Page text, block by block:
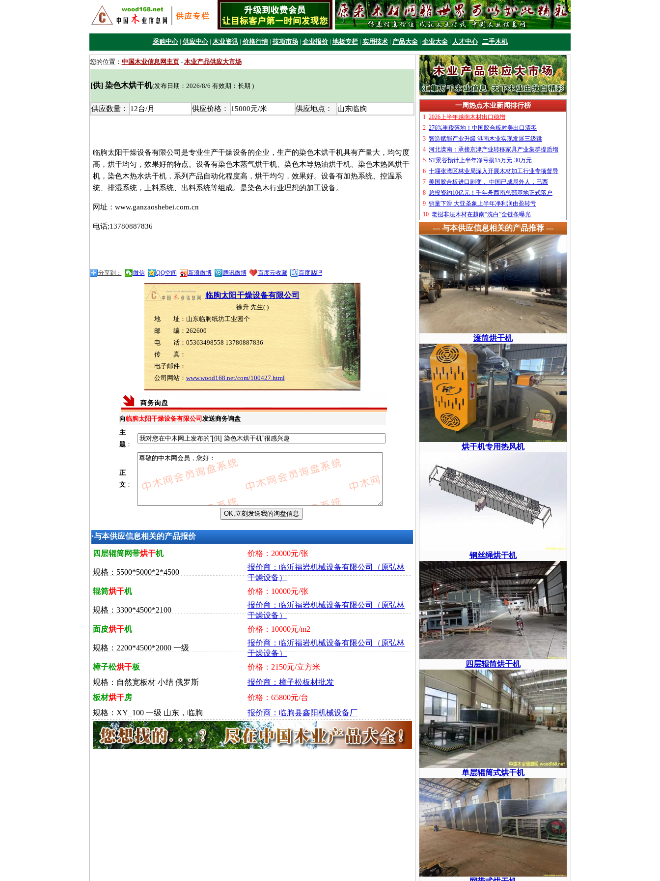
采购中心 | 供应中心 | 木业资讯 | 价格行情 | 技项市场 | 企业报价 | 地板专栏 | 实用技术 | 产品大全 | 企业大全 | 人才中心 | 二手木机
您的位置： 中国木业信息网主页- 木业产品供应大市场
[供] 染色木烘干机(发布日期：2026/8/6 有效期：长期 )
供应数量： 12台/月 供应价格： 15000元/米 供应地点： 山东临朐
临朐太阳干燥设备有限公司是专业生产干燥设备的企业，生产的染色木烘干机具有产量大，均匀度
高，烘干均匀，效果好的特点。设备有染色木蒸气烘干机、染色木导热油烘干机、染色木热风烘干
机，染色木热水烘干机，系列产品自动化程度高，烘干均匀，效果好。设备有加热系统、控温系
统、排湿系统，上料系统、出料系统等组成。是染色木行业理想的加工设备。
网址：www.ganzaoshebei.com.cn
电话;13780887836
分享到： 微信 QQ空间 新浪微博 腾讯微博 百度云收藏 百度贴吧
临朐太阳干燥设备有限公司
徐升 先生( )
地 址：山东临朐纸坊工业园个
邮 编：262600
电 话：05363498558 13780887836
传 真：
电子邮件：
公司网站： www.wood168.net/com/100427.html
向临朐太阳干燥设备有限公司 发送商务询盘
主
题：
正
文：
·与本供应信息相关的产品报价
四层辊筒网带烘干机 价格：20000元/张
规格：5500*5000*2*4500
报价商：临沂福岩机械设备有限公司（原弘林
干燥设备）
辊筒烘干机 价格：10000元/张
规格：3300*4500*2100
报价商：临沂福岩机械设备有限公司（原弘林
干燥设备）
面皮烘干机 价格：10000元/m2
规格：2200*4500*2000 一级
报价商：临沂福岩机械设备有限公司（原弘林
干燥设备）
樟子松烘干板
价格：2150元/立方米
规格：自然宽板材 小结 俄罗斯
报价商：樟子松板材批发
板材烘干房
价格：65800元/台
规格：XY_100 一级 山东，临朐
报价商：临朐县鑫阳机械设备厂
--- 与本供应信息相关的产品推荐 ---
滚筒烘干机
烘干机专用热风机
钢丝绳烘干机
四层辊筒烘干机
单层辊筒式烘干机